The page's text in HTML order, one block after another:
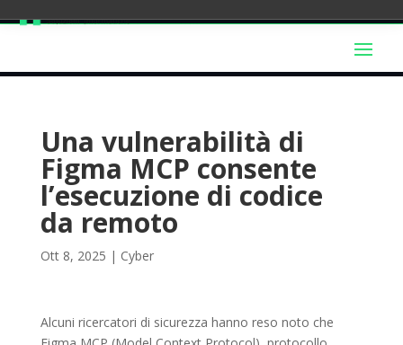
Una vulnerabilità di
Figma MCP consente
l’esecuzione di codice
da remoto
Ott 8, 2025 | Cyber
Alcuni ricercatori di sicurezza hanno reso noto che